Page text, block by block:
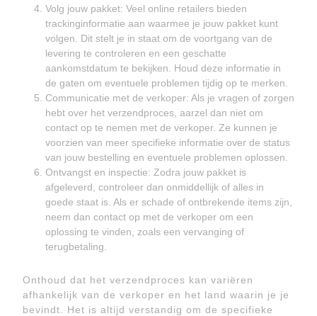
Volg jouw pakket: Veel online retailers bieden
trackinginformatie aan waarmee je jouw pakket kunt
volgen. Dit stelt je in staat om de voortgang van de
levering te controleren en een geschatte
aankomstdatum te bekijken. Houd deze informatie in
de gaten om eventuele problemen tijdig op te merken.
Communicatie met de verkoper: Als je vragen of zorgen
hebt over het verzendproces, aarzel dan niet om
contact op te nemen met de verkoper. Ze kunnen je
voorzien van meer specifieke informatie over de status
van jouw bestelling en eventuele problemen oplossen.
Ontvangst en inspectie: Zodra jouw pakket is
afgeleverd, controleer dan onmiddellijk of alles in
goede staat is. Als er schade of ontbrekende items zijn,
neem dan contact op met de verkoper om een
oplossing te vinden, zoals een vervanging of
terugbetaling.
Onthoud dat het verzendproces kan variëren
afhankelijk van de verkoper en het land waarin je je
bevindt. Het is altijd verstandig om de specifieke